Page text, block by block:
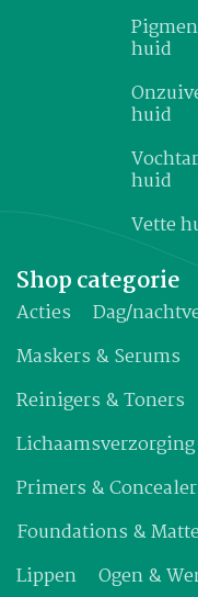
huid
huid
huid
Vette
Shop categorie
Acties
Dag/
Maskers & Serums
Reinigers & Toners
Lichaamsverzorging
Primers &
Foundations &
Lippen
Ogen &